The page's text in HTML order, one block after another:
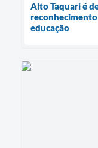
Alto Taquari é
educação